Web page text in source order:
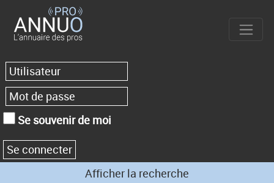
Se souvenir de moi
Afficher la recherche